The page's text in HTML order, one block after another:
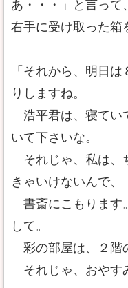
あ・・・」と言って、
右手に受け取った箱
「それから、明日
りしますね。
浩平君は、寝てい
いて下さいな。
それじゃ、私は、
きゃいけないんで、
書斎にこもります
して。
彩の部屋は、２階
それじゃ、おやす